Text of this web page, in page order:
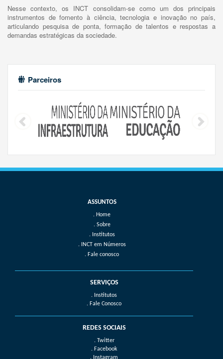
Nesse contexto, os INCT consolidam-se como um dos principais
instrumentos de fomento à ciência, tecnologia e inovação no país,
articulando pesquisa de ponta, formação de talentos e respostas a
demandas estratégicas da sociedade.
Parceiros
Home
Sobre
Institutos
INCT em Números
Fale conosco
SERVIÇOS
. Institutos
. Fale Conosco
REDES SOCIAIS
. Twitter
. Facebook
. Instagram